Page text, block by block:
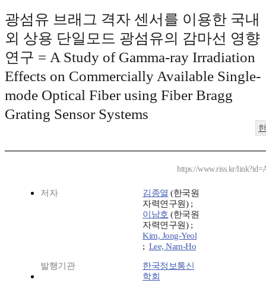
광섬유 브래그 격자 센서를 이용한 국내
외 상용 단일모드 광섬유의 감마선 영향
연구 = A Study of Gamma-ray Irradiation
Effects on Commercially Available Single-
mode Optical Fiber using Fiber Bragg
Grating Sensor Systems
https://www.riss.kr/
저자 김종열 (한국원
자력연구원) ;
이남호 (한국원
자력연구원) ;
Kim, Jong-Yeol
; Lee, Nam-Ho
발행기관
한국정보통신
학회